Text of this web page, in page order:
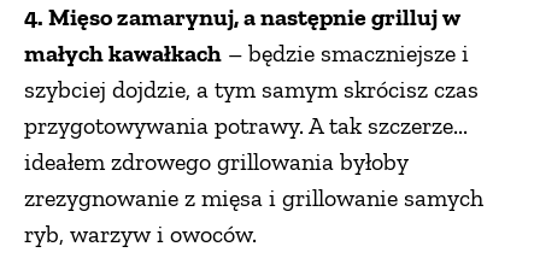
4. Mięso zamarynuj, a następnie grilluj w
małych kawałkach – będzie smaczniejsze i
szybciej dojdzie, a tym samym skrócisz czas
przygotowywania potrawy. A tak szczerze...
ideałem zdrowego grillowania byłoby
zrezygnowanie z mięsa i grillowanie samych
ryb, warzyw i owoców.